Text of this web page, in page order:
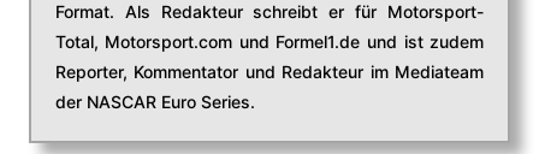
Format. Als Redakteur schreibt er für Motorsport-
Total, Motorsport.com und Formel1.de und ist zudem
Reporter, Kommentator und Redakteur im Mediateam
der NASCAR Euro Series.